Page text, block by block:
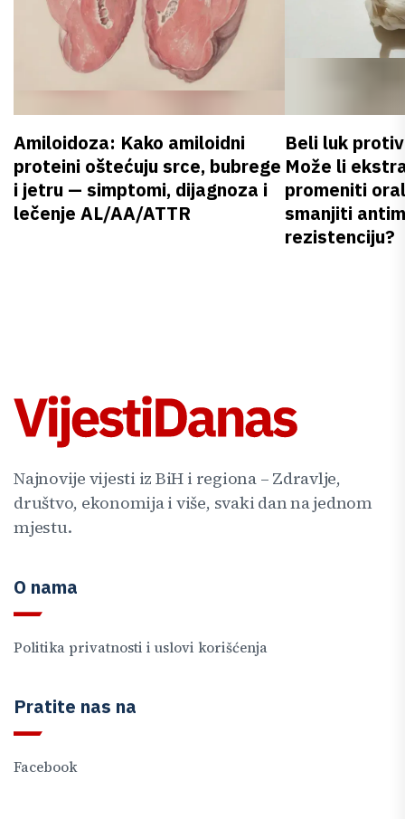
Amiloidoza: Kako amiloidni
proteini oštećuju srce, bubrege
i jetru — simptomi, dijagnoza i
lečenje AL/AA/ATTR
Beli luk
Može li
promeniti
smanjiti
rezistenciju?
Najnovije vijesti iz BiH i regiona – Zdravlje,
društvo, ekonomija i više, svaki dan na jednom
mjestu.
O nama
Politika privatnosti i uslovi korišćenja
Pratite nas na
Facebook